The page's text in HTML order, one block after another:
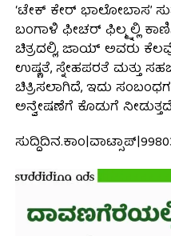
‘ಟೇಕ್ ಕೇರ್ ಭಾಲೋಬಾಸ’
ಬಂಗಾಳಿ ಫೀಚರ್ ಫಿಲ್ಮ್ನಲ್ಲಿ
ಚಿತ್ರದಲ್ಲಿ, ಜಾಯ್ ಅವರು
ಉಷ್ಣತೆ, ಸ್ನೇಹಪರತೆ ಮತ್ತು
ಚಿತ್ರಿಸಲಾಗಿದೆ, ಇದು
ಅನ್ವೇಷಣೆಗೆ ಕೊಡುಗೆ